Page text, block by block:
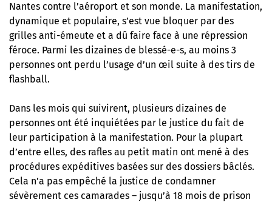
Nantes contre l’aéroport et son monde. La manifestation,
dynamique et populaire, s’est vue bloquer par des
grilles anti-émeute et a dû faire face à une répression
féroce. Parmi les dizaines de blessé-e-s, au moins 3
personnes ont perdu l’usage d’un œil suite à des tirs de
flashball.
Dans les mois qui suivirent, plusieurs dizaines de
personnes ont été inquiétées par le justice du fait de
leur participation à la manifestation. Pour la plupart
d’entre elles, des rafles au petit matin ont mené à des
procédures expéditives basées sur des dossiers bâclés.
Cela n’a pas empêché la justice de condamner
sévèrement ces camarades – jusqu’à 18 mois de prison